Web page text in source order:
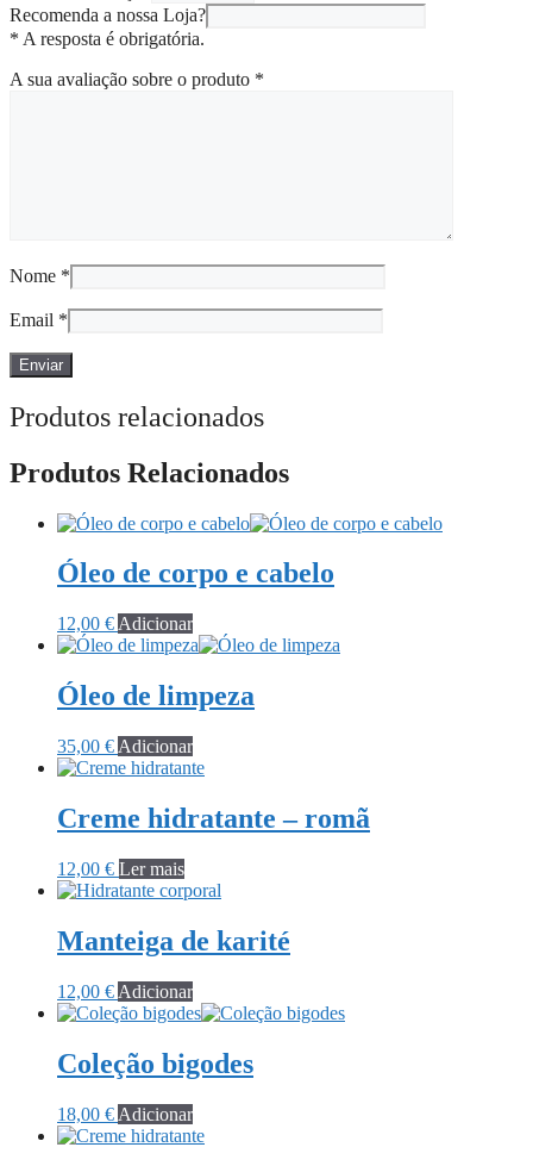
Recomenda a nossa Loja?
* A resposta é obrigatória.
A sua avaliação sobre o produto *
Nome *
Email *
Produtos relacionados
Produtos Relacionados
Óleo de corpo e cabelo
12,00 € Adicionar
Óleo de limpeza
35,00 € Adicionar
Creme hidratante – romã
12,00 € Ler mais
Manteiga de karité
12,00 € Adicionar
Coleção bigodes
18,00 € Adicionar